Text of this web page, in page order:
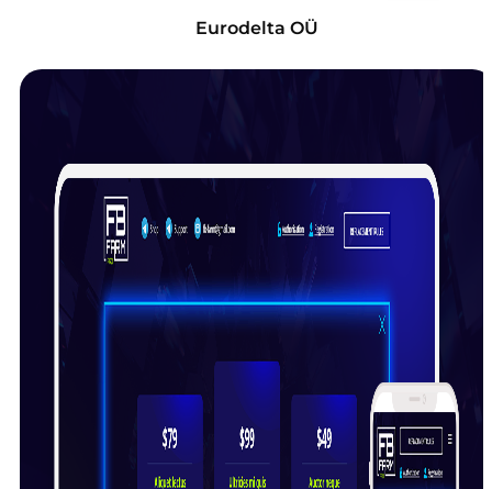
Eurodelta OÜ